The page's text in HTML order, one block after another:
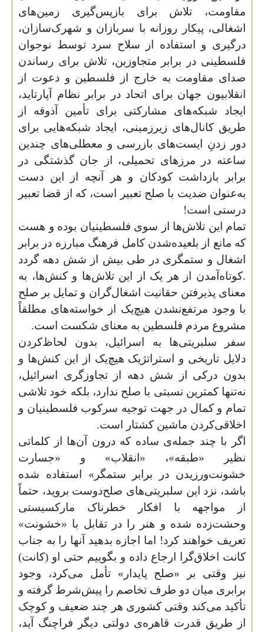
مقاومت، تلاش برای بازپس‌گیری زمین‌های
اشغالی، پیکار روزانه‌ با سربازان و شهرک‌سازان،
درگیری و استفاده از سلاح سرد توسط نوجوان
فلسطینی در برابر متجاوزین، تلاش‌ برای رساندن
صدای مقاومت به خارج از فلسطین و دعوت از
انقلابیون جهان برای اتحاد در برابر نظام آپارتاید،
ایجاد شبکه‌های مشارکتی برای تأمین آذوقه از
طریق کانال‌های زیرزمینی،‌ ایجاد شبکه‌هایی برای
دور زدنِ ایست‌های بازرسی و معطلی‌های چندین
ساعته در مرزهای تحمیلی، از جان گذشتگی در
برابر بازداشت کودکان و هر آنچه از این دست
به‌عنوان ضدیت با صلح تعبیر است، که از قضا تعبیر
درستی است!
تمام این تلاش‌ها از سوی فلسطینیان بوده و هست
که مانع از بلعیده‌شدن کامل فرهنگ مبارزه در برابر
اشغال و ستمگری در طی بیش از شش دهه گردد
.‌کوتاه‌آمدن از هر یک از این تلاش‌ها و کنش‌ها، به
معنای پذیرفتن حقانیت اشغال‌گران و تمایل بر صلح
با وجود مرتفع‌نشدن هیچ‌یک از خواسته‌های مطلقاً
مشروع مردم فلسطین به معنای شکست است.
سفر سلبریتی‌ها به اسرائیل،‌ بدون لحاظ‌کردن
دلایل تاریخی و استراتژیک هیچ‌یک از این کنش‌ها و
بدون درکی از شش دهه از تجاوزگری اسرائیل،
نه‌تنها کمترین نسبتی با صلح ندارد، بلکه خود تلاشی
تمام و کمال در جهت توجیه سرکوب فلسطینیان و
اخلاقی‌کردن ماشین کشتار است.‌
اگر با چند جمله‌ی ساده که درون آن‌ها از کلماتی
نظیر «طبقه»، «انقلاب» و «جسارت
خشونت‌ورزیدن در برابر ستمگر» استفاده شده
باشد، نزد این سلبریتی‌های صلح‌دوست بروید، حتماً
از مواجهه با افکار خطرناک مارکسیستی
وحشت‌زده شده و هنر را در تقابل با «خشونت»
تعریف خواهند کرد! اما اجازه بدهید آنها را به جناب
کانت اخلاق‌گرا ارجاع داده و بگوییم حتی او (کانت)
نیز وقتی بر «صلح پایدار» تأمل می‌کرد، وجود
برابری میان دو طرف تخاصم را پیش‌شرط گرفته و
تأکید می‌کند وقتی کشوری هر چند ضعیف و کوچک
از طریق قدرت قاهره‌ی دولتی دیگر فراچنگ آید،‌